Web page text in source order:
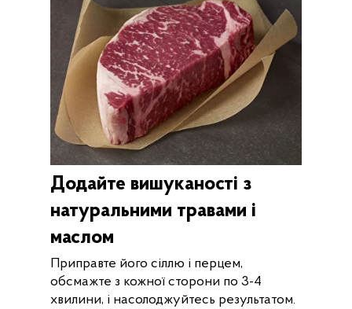
Додайте вишуканості з
натуральними травами і
маслом
Приправте його сіллю і перцем,
обсмажте з кожної сторони по 3-4
хвилини, і насолоджуйтесь результатом.